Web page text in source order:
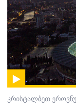
კრისტალბეთ